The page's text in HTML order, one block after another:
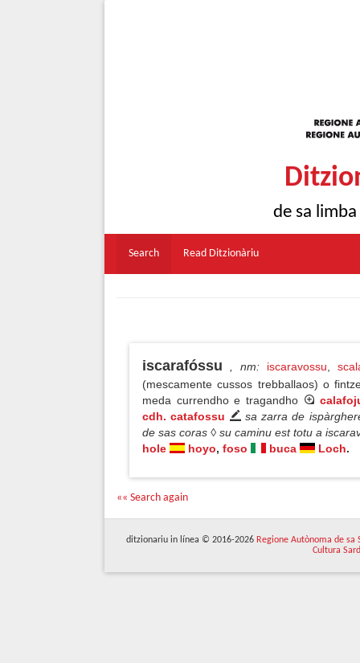
de sa
Search Read Ditzionàriu
iscarafóssu , nm: iscaravossu ,
(mescamente cussos trebballaos) o
meda currendho e tragandho
cdh. catafossu
sa zarra de
de sas coras ◊ su caminu est totu a
hole
hoyo, foso buca Loch.
«« Search again
ditzionariu in línea © 2016-2026 Regione Autònoma de sa
Cultura